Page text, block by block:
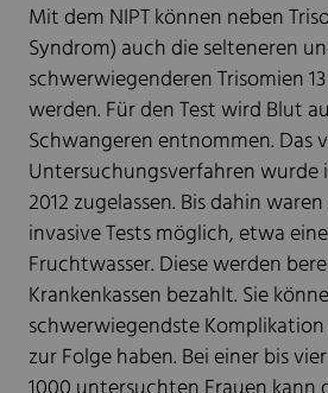
Mit dem NIPT können neben
Syndrom) auch die selteneren
schwerwiegenderen Trisomien
werden. Für den Test wird Blut
Schwangeren entnommen. Das
Untersuchungsverfahren wurde
2012 zugelassen. Bis dahin
invasive Tests möglich, etwa
Fruchtwasser. Diese werden
Krankenkassen bezahlt. Sie
schwerwiegendste
zur Folge haben. Bei einer bis